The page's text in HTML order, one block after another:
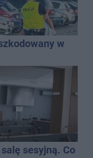
w
sesyjną. Co